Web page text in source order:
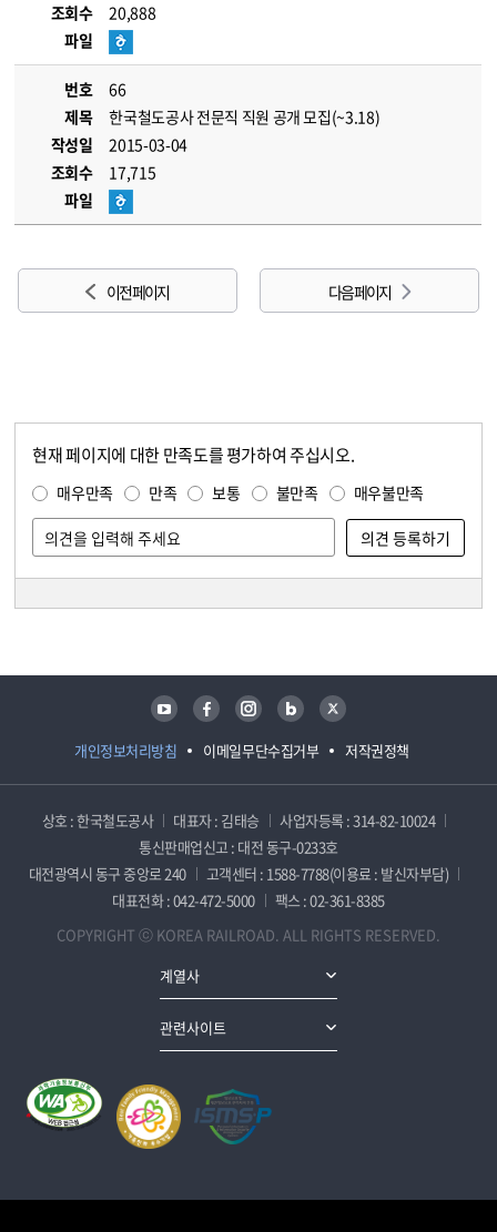
조회수
20,888
파일
번호
66
제목
한국철도공사 전문직 직원 공개 모집(~3.18)
작성일
2015-03-04
조회수
17,715
파일
이전 페이지 다음 페이지
현재 페이지에 대한 만족도를 평가하여 주십시오.
매우만족 만족 보통 불만족 매우불만족
개인정보처리방침 이메일무단수집거부 저작권정책
유튜브 페이스북 인스타그램 블로그 트위터
상호 : 한국철도공사 대표자 : 김태승
사업자등록 : 314-82-10024
통신판매업신고 : 대전 동구-0233호
대전광역시 동구 중앙로 240
고객센터 : 1588-7788(이용료 : 발신자부담)
대표전화 : 042-472-5000
팩스 : 02-361-8385
COPYRIGHT ⓒ KOREA RAILROAD. ALL RIGHTS RESERVED.
계열사
관련사이트